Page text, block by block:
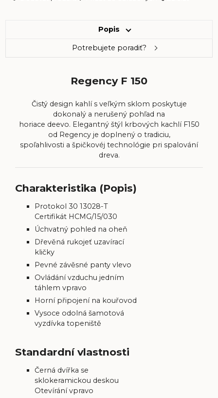
Popis
Potrebujete poradiť?
Regency F 150
Čistý design kahlí s veľkým sklom poskytuje
dokonalý a nerušený pohľad na
horiace deevo. Elegantný štýl krbových kachlí F150
od Regency je doplnený o tradiciu,
spoľahlivosti a špičkovéj technológie pri spalování
dreva.
Charakteristika (Popis)
Protokol 30 13028-T
Certifikát HCMG/15/030
Úchvatný pohled na oheň
Dřevěná rukojeť uzavírací
kličky
Pevné závěsné panty vlevo
Ovládání vzduchu jedním
táhlem vpravo
Horní připojení na kouřovod
Vysoce odolná šamotová
vyzdívka topeniště
Standardní vlastnosti
Černá dvířka se
sklokeramickou deskou
Otevírání vpravo